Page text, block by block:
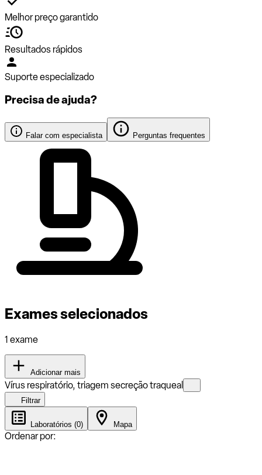
Melhor preço garantido
Resultados rápidos
Suporte especializado
Precisa de ajuda?
Falar com especialista Perguntas frequentes
Exames selecionados
1 exame
Adicionar mais
Vírus respiratório, triagem secreção traqueal
Filtrar
Laboratórios (0) Mapa
Ordenar por: